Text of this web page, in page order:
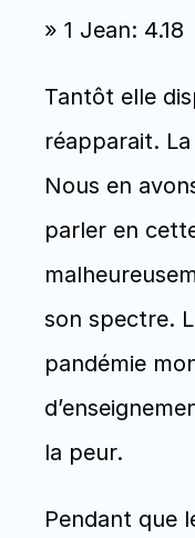
» 1 Jean: 4.18
Tantôt elle
réapparait.
Nous en
parler en
son spectre.
pandémie
la peur.
Pendant que